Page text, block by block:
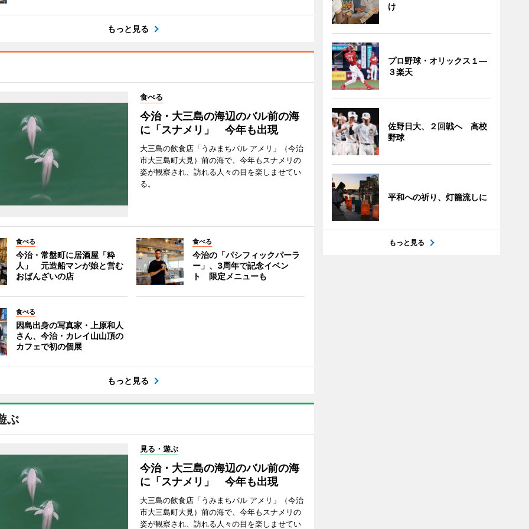
もっと見る
食べる
今治・大三島の海辺のバル前の海
に「スナメリ」 今年も出現
大三島の飲食店「うみまちバル アメリ」（今治
市大三島町大見）前の海で、今年もスナメリの
姿が観察され、訪れる人々の目を楽しませてい
る。
食べる
今治・常盤町に居酒屋「粋
人」 元造船マンが娘と営む
おばんざいの店
食べる
今治の「パシフィックパーラ
ー」、3周年で記念イベン
ト 限定メニューも
食べる
因島出身の写真家・上原和人
さん、今治・カレイ山山頂の
カフェで初の個展
もっと見る
ぶ
見る・遊ぶ
今治・大三島の海辺のバル前の海
に「スナメリ」 今年も出現
大三島の飲食店「うみまちバル アメリ」（今治
市大三島町大見）前の海で、今年もスナメリの
姿が観察され、訪れる人々の目を楽しませてい
け
プロ野球・オリックス１―
３楽天
佐野日大、２回戦へ 高校
野球
平和への祈り、灯籠流しに
もっと見る